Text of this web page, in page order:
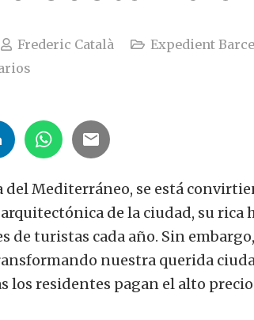
Frederic Català Expedient
del Mediterráneo, se está
arquitectónica de la ciudad, su
de turistas cada año. Sin
nuestra querida
los residentes pagan el alto